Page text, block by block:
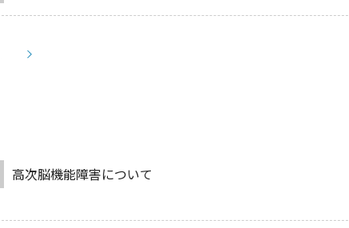
高次脳機能障害について